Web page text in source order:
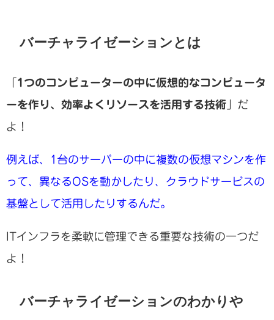
バーチャライゼーションとは
「 1つのコンピューターの中に仮想的なコンピュータ
ーを作り、効率よくリソースを活用する技術 」だ
よ！
例えば、1台のサーバーの中に複数の仮想マシンを作
って、異なるOSを動かしたり、クラウドサービスの
基盤として活用したりするんだ。
ITインフラを柔軟に管理できる重要な技術の一つだ
よ！
バーチャライゼーションのわかりや